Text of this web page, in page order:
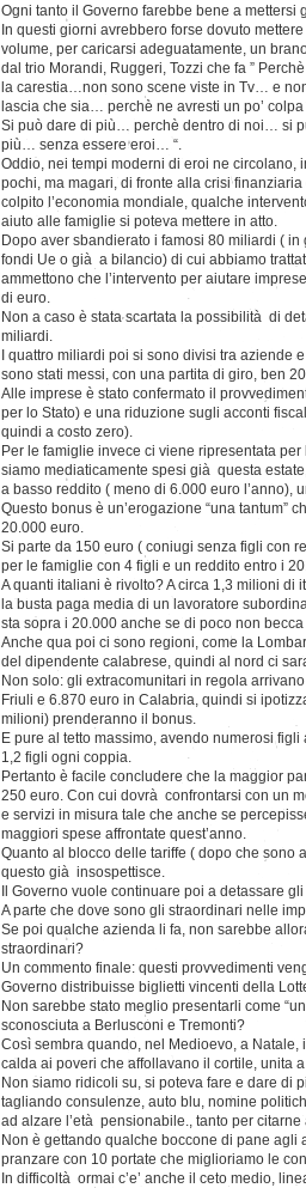
Ogni tanto il Governo farebbe bene a mettersi
In questi giorni avrebbero forse dovuto mettere
volume, per caricarsi adeguatamente, un
dal trio Morandi, Ruggeri, Tozzi che fa ”
la carestia…non sono scene viste in Tv… e
lascia che sia… perchè ne avresti un po’
Si può dare di più… perchè dentro di noi… si
più… senza essere eroi… “.
Oddio, nei tempi moderni di eroi ne circolano,
pochi, ma magari, di fronte alla crisi finanziaria
colpito l’economia mondiale, qualche
aiuto alle famiglie si poteva mettere in atto.
Dopo aver sbandierato i famosi 80 miliardi ( in
fondi Ue o già a bilancio) di cui abbiamo
ammettono che l’intervento per aiutare
di euro.
Non a caso è stata scartata la possibilità di
miliardi.
I quattro miliardi poi si sono divisi tra aziende
sono stati messi, con una partita di giro, ben
Alle imprese è stato confermato il
per lo Stato) e una riduzione sugli acconti
quindi a costo zero).
Per le famiglie invece ci viene ripresentata
siamo mediaticamente spesi già questa
a basso reddito ( meno di 6.000 euro
Questo bonus è un’erogazione “una tantum”
20.000 euro.
Si parte da 150 euro ( coniugi senza figli con
per le famiglie con 4 figli e un reddito entro i
A quanti italiani è rivolto? A circa 1,3 milioni di
la busta paga media di un lavoratore
sta sopra i 20.000 anche se di poco non
Anche qua poi ci sono regioni, come la
del dipendente calabrese, quindi al nord ci
Non solo: gli extracomunitari in regola
Friuli e 6.870 euro in Calabria, quindi si
milioni) prenderanno il bonus.
E pure al tetto massimo, avendo numerosi
1,2 figli ogni coppia.
Pertanto è facile concludere che la maggior
250 euro. Con cui dovrà confrontarsi con un
e servizi in misura tale che anche se
maggiori spese affrontate quest’anno.
Quanto al blocco delle tariffe ( dopo che sono
questo già insospettisce.
Il Governo vuole continuare poi a detassare
A parte che dove sono gli straordinari nelle
Se poi qualche azienda li fa, non sarebbe
straordinari?
Un commento finale: questi provvedimenti
Governo distribuisse biglietti vincenti della
Non sarebbe stato meglio presentarli come
sconosciuta a Berlusconi e Tremonti?
Così sembra quando, nel Medioevo, a
calda ai poveri che affollavano il cortile, unita
Non siamo ridicoli su, si poteva fare e dare di
tagliando consulenze, auto blu, nomine
ad alzare l’età pensionabile., tanto per citarne
Non è gettando qualche boccone di pane
pranzare con 10 portate che miglioriamo le
In difficoltà ormai c’e’ anche il ceto medio,